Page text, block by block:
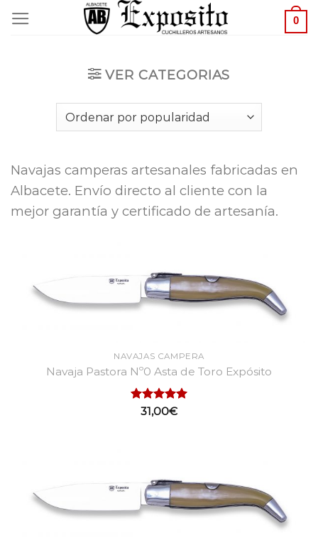
Saltar
0
VER CATEGORIAS
Navajas camperas artesanales fabricadas en
Albacete. Envío directo al cliente con la
mejor garantía y certificado de artesanía.
NAVAJAS CAMPERA
Navaja Pastora Nº0 Asta de Toro Expósito
Valorado
31,00€